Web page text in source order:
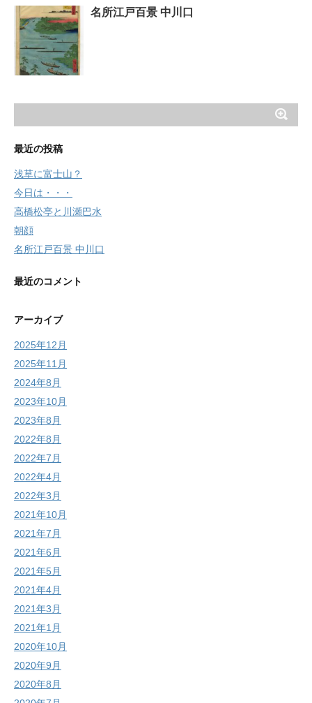
名所江戸百景 中川口
最近の投稿
浅草に富士山？
今日は・・・
高橋松亭と川瀬巴水
朝顔
名所江戸百景 中川口
最近のコメント
アーカイブ
2025年12月
2025年11月
2024年8月
2023年10月
2023年8月
2022年8月
2022年7月
2022年4月
2022年3月
2021年10月
2021年7月
2021年6月
2021年5月
2021年4月
2021年3月
2021年1月
2020年10月
2020年9月
2020年8月